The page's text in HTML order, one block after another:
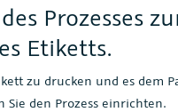
Prozesses
Etiketts.
zu drucken und es dem
Sie den Prozess einrichten.